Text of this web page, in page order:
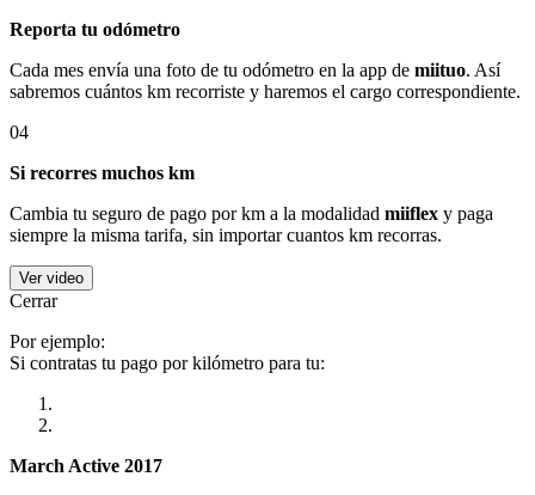
Reporta tu odómetro
Cada mes envía una foto de tu odómetro en la app de miituo. Así
sabremos cuántos km recorriste y haremos el cargo correspondiente.
04
Si recorres muchos km
Cambia tu seguro de pago por km a la modalidad miiflex y paga
siempre la misma tarifa, sin importar cuantos km recorras.
Ver video
Cerrar
Por ejemplo:
Si contratas tu pago por kilómetro para tu:
March Active 2017